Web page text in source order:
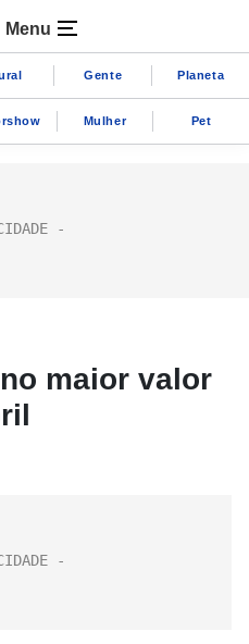
Menu
Gente Planeta
Mulher Pet
maior valor